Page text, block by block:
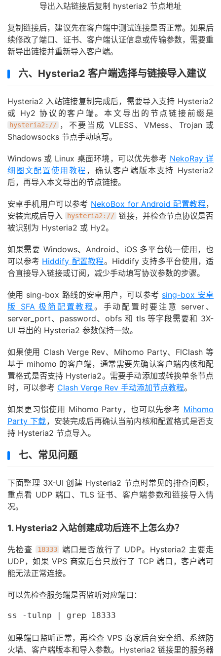
导出入站链接后复制 hysteria2 节点地址
复制链接后，建议先在客户端中测试连接是否正常。如果后
续修改了端口、证书、客户端认证信息或传输参数，需要重
新导出链接并重新导入客户端。
六、Hysteria2 客户端选择与链接导入建议
Hysteria2 入站链接复制完成后，需要导入支持 Hysteria2
或 Hy2 协议的客户端。本文导出的节点链接前缀是
hysteria2:// ，不要当成 VLESS、VMess、Trojan 或
Shadowsocks 节点手动填写。
Windows 或 Linux 桌面环境，可以优先参考 NekoRay 详
细图文配置使用教程 ，确认客户端版本支持 Hysteria2
后，再导入本文导出的节点链接。
安卓手机用户可以参考 NekoBox for Android 配置教程，
安装完成后导入
hysteria2:// 链接，并检查节点协议是否
被识别为 Hysteria2 或 Hy2。
如果需要 Windows、Android、iOS 多平台统一使用，也
可以参考 Hiddify 配置教程。Hiddify 支持多平台使用，适
合直接导入链接或订阅，减少手动填写协议参数的步骤。
使用 sing-box 路线的安卓用户，可以参考 sing-box 安卓
版 SFA 极简配置教程 。手动配置时要注意 server、
server_port、password、obfs 和 tls 等字段需要和 3X-
UI 导出的 Hysteria2 参数保持一致。
如果使用 Clash Verge Rev、Mihomo Party、FlClash 等
基于 mihomo 的客户端，通常需要先确认客户端内核和配
置格式是否支持 Hysteria2。需要手动添加或转换单条节点
时，可以参考 Clash Verge Rev 手动添加节点教程。
如果更习惯使用 Mihomo Party，也可以先参考 Mihomo
Party 下载，安装完成后再确认当前内核和配置格式是否支
持 Hysteria2 节点导入。
七、常见问题
下面整理 3X-UI 创建 Hysteria2 节点时常见的排查问题，
重点看 UDP 端口、TLS 证书、客户端参数和链接导入情
况。
1. Hysteria2 入站创建成功后连不上怎么办？
先检查 18333
端口是否放行了 UDP。Hysteria2 主要走
UDP，如果 VPS 商家后台只放行了 TCP 端口，客户端可
能无法正常连接。
可以先检查服务端是否监听对应端口：
ss -tulnp | grep 18333
如果端口监听正常，再检查 VPS 商家后台安全组、系统防
火墙、客户端版本和导入参数。Hysteria2 链接里的服务器